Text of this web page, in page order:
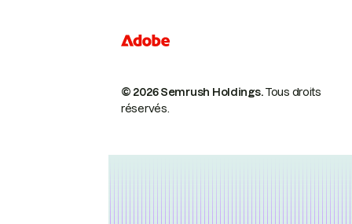
© 2026 Semrush Holdings.Tous droits
réservés.